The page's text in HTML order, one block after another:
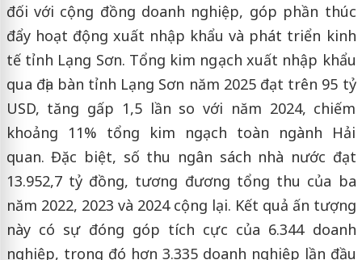
đối với cộng đồng doanh nghiệp, góp phần thúc
đẩy hoạt động xuất nhập khẩu và phát triển kinh
tế tỉnh Lạng Sơn. Tổng kim ngạch xuất nhập khẩu
qua địa bàn tỉnh Lạng Sơn năm 2025 đạt trên 95 tỷ
USD, tăng gấp 1,5 lần so với năm 2024, chiếm
khoảng 11% tổng kim ngạch toàn ngành Hải
quan. Đặc biệt, số thu ngân sách nhà nước đạt
13.952,7 tỷ đồng, tương đương tổng thu của ba
năm 2022, 2023 và 2024 cộng lại. Kết quả ấn tượng
này có sự đóng góp tích cực của 6.344 doanh
nghiệp, trong đó hơn 3.335 doanh nghiệp lần đầu